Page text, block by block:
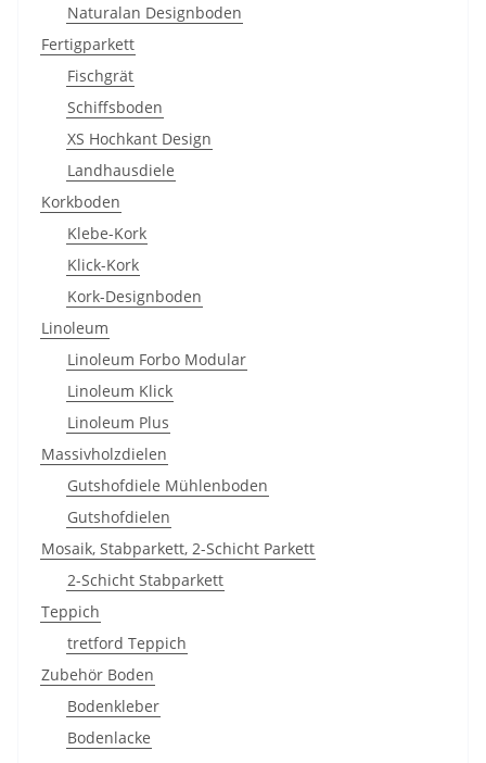
Naturalan Designboden
Fertigparkett
Fischgrät
Schiffsboden
XS Hochkant Design
Landhausdiele
Korkboden
Klebe-Kork
Klick-Kork
Kork-Designboden
Linoleum
Linoleum Forbo Modular
Linoleum Klick
Linoleum Plus
Massivholzdielen
Gutshofdiele Mühlenboden
Gutshofdielen
Mosaik, Stabparkett, 2-Schicht Parkett
2-Schicht Stabparkett
Teppich
tretford Teppich
Zubehör Boden
Bodenkleber
Bodenlacke